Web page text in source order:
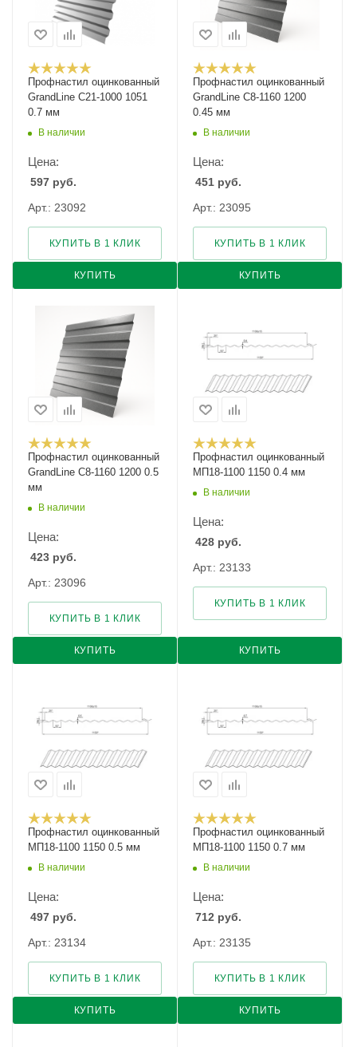
Профнастил оцинкованный
GrandLine С21-1000 1051
0.7 мм
В наличии
Цена:
597 руб.
Арт.: 23092
КУПИТЬ
КУПИТЬ В 1 КЛИК
Профнастил оцинкованный
GrandLine С8-1160 1200
0.45 мм
В наличии
Цена:
451 руб.
Арт.: 23095
КУПИТЬ
КУПИТЬ В 1 КЛИК
Профнастил оцинкованный
GrandLine С8-1160 1200 0.5
мм
В наличии
Цена:
423 руб.
Арт.: 23096
КУПИТЬ
КУПИТЬ В 1 КЛИК
Профнастил оцинкованный
МП18-1100 1150 0.4 мм
В наличии
Цена:
428 руб.
Арт.: 23133
КУПИТЬ
КУПИТЬ В 1 КЛИК
Профнастил оцинкованный
МП18-1100 1150 0.5 мм
В наличии
Цена:
497 руб.
Арт.: 23134
КУПИТЬ
КУПИТЬ В 1 КЛИК
Профнастил оцинкованный
МП18-1100 1150 0.7 мм
В наличии
Цена:
712 руб.
Арт.: 23135
КУПИТЬ
КУПИТЬ В 1 КЛИК